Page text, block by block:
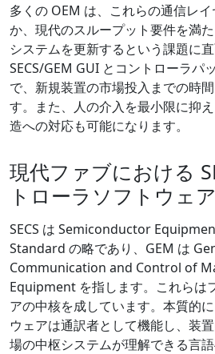
多くの OEM は、これらの通信レ
か、現代のスループット要件を満
システムを更新するという課題に
SECS/GEM GUI とコントローラパ
で、新規装置の市場投入までの時
す。また、人の介入を最小限に抑
造への対応も可能になります。
現代ファブにおける
トローラソフトウェ
SECS は Semiconductor
Standard の略であり、GEM は
Communication and Control of
Equipment を指します。これらは
アの中核を成しています。本質的
ウェアは通訳者として機能し、装
場の中枢システムが理解できる言語